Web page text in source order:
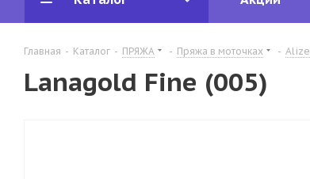
Главная - Каталог - ПРЯЖА - Пряжа в моточках - Alize
Lanagold Fine (005)